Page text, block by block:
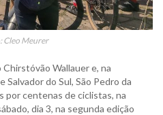
Cleo Meurer
Wallauer e, na
Salvador do Sul, São Pedro da
por centenas de ciclistas, na
dia 3, na segunda edição